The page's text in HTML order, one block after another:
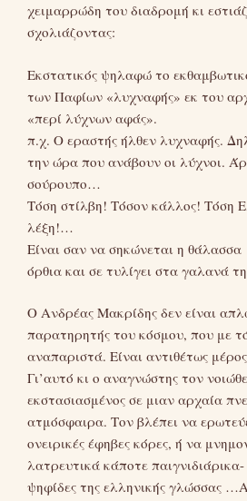
χειμαρρώδη του διαδρομή κι
σχολιάζοντας:
Εκστατικός ψηλαφώ το
των Παφίων «λυχναφής» εκ του
«περί λύχνων αφάς».
π.χ. Ο εραστής ήλθεν λυχναφής.
την ώρα που ανάβουν οι λύχνοι.
σούρουπο…
Τόση στίλβη! Τόσον κάλλος! Τόση
λέξη!…
Είναι σαν να σηκώνεται η θάλασσα
όρθια και σε τυλίγει στα γαλανά
Ο Ανδρέας Μακρίδης δεν είναι
παρατηρητής του κόσμου, που με
αναπαριστά. Είναι αντιθέτως
Γι’αυτό κι ο αναγνώστης τον
εκστασιασμένος σε μιαν αρχαία
ατμόσφαιρα. Τον βλέπει να
ονειρικές έφηβες κόρες, ή να
λατρευτικά κάποτε
ψηφίδες της ελληνικής γλώσσας